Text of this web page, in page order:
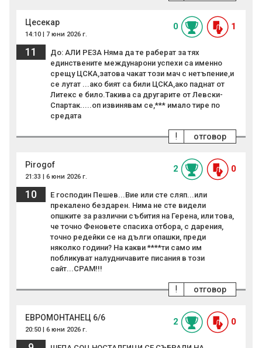
Цесекар
14:10 | 7 юни 2026 г.
0 1
11
До: АЛИ РЕЗА Няма да те раберат за тях
единствените междунарони успехи са именно
срещу ЦСКА,затова чакат този мач с нетъпение,и
се лутат ...ако бият са били ЦСКА,ако паднат от
Литекс е било.Такива са другарите от Левски-
Спартак.....оп извинявам се,*** имало тире по
средата
отговор
!
Pirogof
21:33 | 6 юни 2026 г.
2 0
10
Е господин Пешев...Вие или сте сляп...или
прекалено бездарен. Нима не сте видели
опшките за различни събития на Герена, или това,
че точно Феновете спасиха отбора, с дарения,
точно редейки се на дълги опашки, преди
няколко години? На какви ****ти само им
побликуват налудничавите писания в този
сайт...СРАМ!!!
отговор
!
ЕВРОМОНТАНЕЦ 6/6
20:50 | 6 юни 2026 г.
2 0